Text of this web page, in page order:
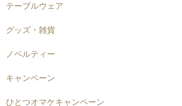
テーブルウェア
グッズ・雑貨
ノベルティー
キャンペーン
ひとつオマケキャンペーン